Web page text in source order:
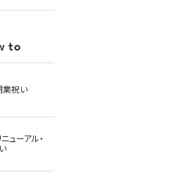
to
業祝い
ューアル・